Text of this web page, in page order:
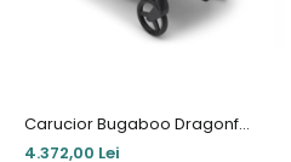
Carucior Bugaboo Dragonfly
Black/Midnight Black
4.372,00 Lei